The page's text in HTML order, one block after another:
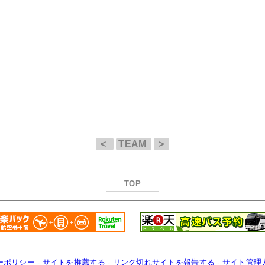
< TEAM >
TOP
ポリシー - サイトを推薦する - リンク切れサイトを報告する - サイト管理